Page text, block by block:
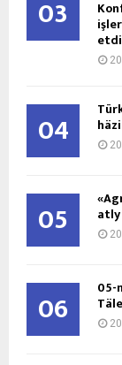
03
etdi
04
05
06 05-